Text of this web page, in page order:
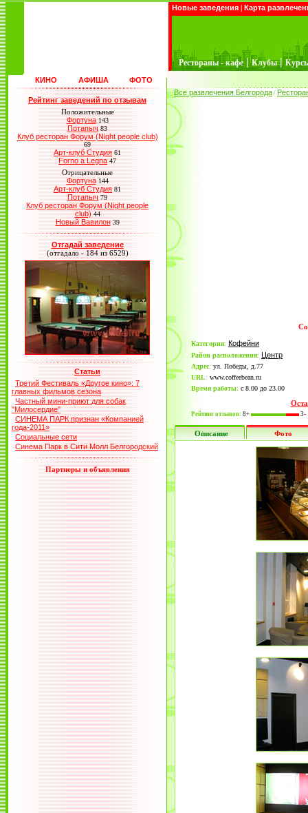
Новые заведения | Карта
Рестораны - кафе | Клубы |
КИНО АФИША ФОТО
Рейтинг заведений по отзывам
Положительные
Фортуна 143
Потапыч 83
Клуб ресторан Форум (Night people club)
69
Арт-клуб Студия 61
Forno a Legna 47
Отрицательные
Фортуна 144
Арт-клуб Студия 81
Потапыч 79
Клуб ресторан Форум (Night people
club) 44
Новый Вавилон 39
Отгадай заведение
(отгадало - 184 из 6529)
Статьи
Третий Фестиваль «Другое кино»: 7
главных фильмов сезона
Частный мини-приют для собак
"Милосердие"
СИНЕМА ПАРК признан «Компанией
года-2011»
Социальные сети
Синема Парк в Сити Молл Белгородский
Партнеры и объявления
Все развлечения Белгорода /
Категория: Кофейни
Район расположения: Центр
Адрес: ул. Победы, д.77
URL: www.coffeebean.ru
Время работы: с 8.00 до 23.00
Рейтинг отзывов: 8+ 3-
Описание Фото